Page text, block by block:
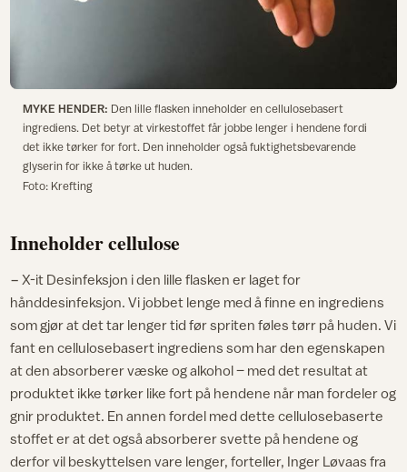
MYKE HENDER: Den lille flasken inneholder en cellulosebasert
ingrediens. Det betyr at virkestoffet får jobbe lenger i hendene fordi
det ikke tørker for fort. Den inneholder også fuktighetsbevarende
glyserin for ikke å tørke ut huden.
Foto: Krefting
Inneholder cellulose
− X-it Desinfeksjon i den lille flasken er laget for
hånddesinfeksjon. Vi jobbet lenge med å finne en ingrediens
som gjør at det tar lenger tid før spriten føles tørr på huden. Vi
fant en cellulosebasert ingrediens som har den egenskapen
at den absorberer væske og alkohol – med det resultat at
produktet ikke tørker like fort på hendene når man fordeler og
gnir produktet. En annen fordel med dette cellulosebaserte
stoffet er at det også absorberer svette på hendene og
derfor vil beskyttelsen vare lenger, forteller, Inger Løvaas fra